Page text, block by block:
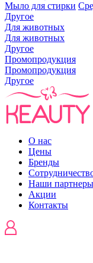
Мыло для стирки
Другое
Для животных
Для животных
Другое
Промопродукция
Промопродукция
Другое
О нас
Цены
Бренды
Наши партнеры
Акции
Контакты